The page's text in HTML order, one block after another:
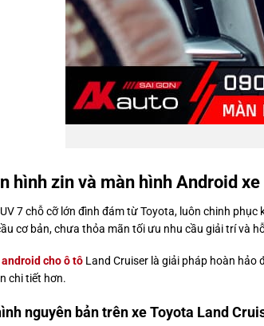
hình zin và màn hình Android
7 chỗ cỡ lớn đình đám từ Toyota, luôn chinh
cơ bản, chưa thỏa mãn tối ưu nhu cầu giải trí và
cho ô tô Land Cruiser là giải pháp hoàn hảo
chi tiết hơn.
nguyên bản trên xe Toyota Land